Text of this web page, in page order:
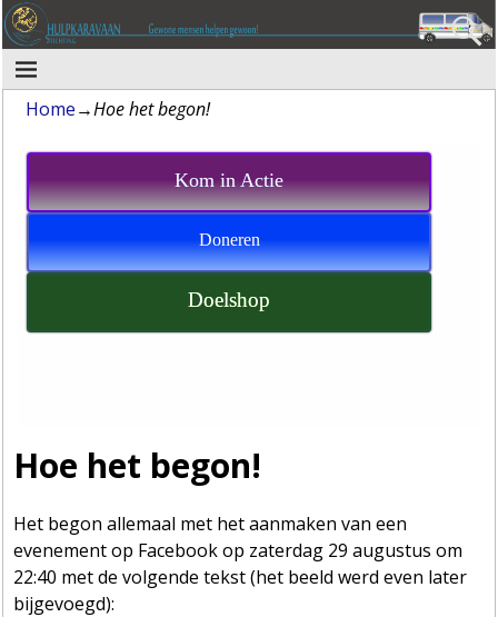
Home→Hoe het begon!
Kom in Actie
Doneren
Doelshop
Hoe het begon!
Het begon allemaal met het aanmaken van een
evenement op Facebook op zaterdag 29 augustus om
22:40 met de volgende tekst (het beeld werd even later
bijgevoegd):